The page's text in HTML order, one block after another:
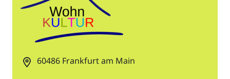
60486 Frankfurt am Main